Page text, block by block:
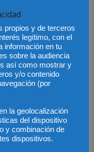
propios y de terceros
legítimo, con el
información en tu
sobre la audiencia
así como mostrar y
y/o contenido
(por
la geolocalización
del dispositivo
y combinación de
dispositivos.